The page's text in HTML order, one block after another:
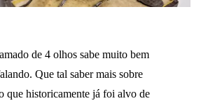
de 4 olhos sabe muito bem
Que tal saber mais sobre
que historicamente já foi alvo de